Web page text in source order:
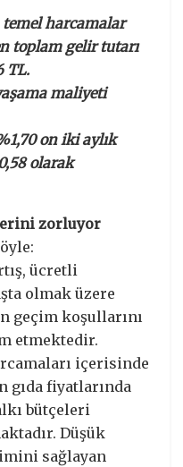
harcamalar
toplam gelir tutarı
TL.
maliyeti
on iki aylık
olarak
zorluyor
ücretli
olmak üzere
geçim koşullarını
etmektedir.
içerisinde
gıda fiyatlarında
bütçeleri
Düşük
sağlayan